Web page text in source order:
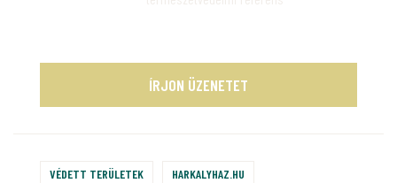
ÍRJON ÜZENETET
VÉDETT TERÜLETEK HARKALYHAZ.HU